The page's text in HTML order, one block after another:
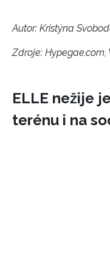
Autor: Kristýna
Zdroje:
ELLE nežije
terénu i na